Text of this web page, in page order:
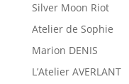
Silver Moon Riot
Atelier de Sophie
Marion DENIS
L’Atelier AVERLANT